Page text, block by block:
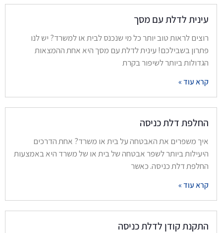
עינית לדלת עם מסך
רוצים לראות טוב יותר כל מי שנכנס לבית או למשרד? יש לנו
פתרון בשבילכם! עינית לדלת עם מסך היא אחת ההמצאות
הגדולות ביותר לשיפור בקרת
קרא עוד »
החלפת דלת כניסה
איך משפרים את האבטחה על בית או משרד? אחת הדרכים
היעילות ביותר לשפר אבטחה של בית או של משרד היא באמצעות
החלפת דלת כניסה. כאשר
קרא עוד »
התקנת קודן לדלת כניסה